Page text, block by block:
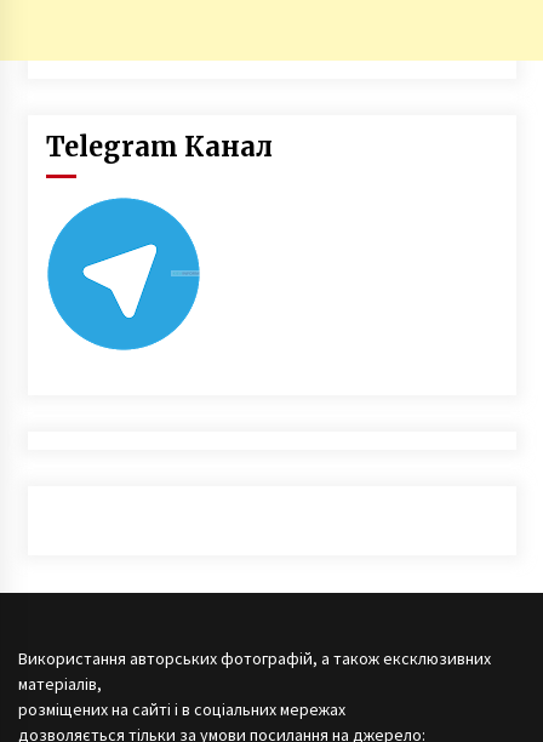
Telegram Канал
Використання авторських фотографій, а також ексклюзивних
матеріалів,
розміщених на сайті і в соціальних мережах
дозволяється тільки за умови посилання на джерело: